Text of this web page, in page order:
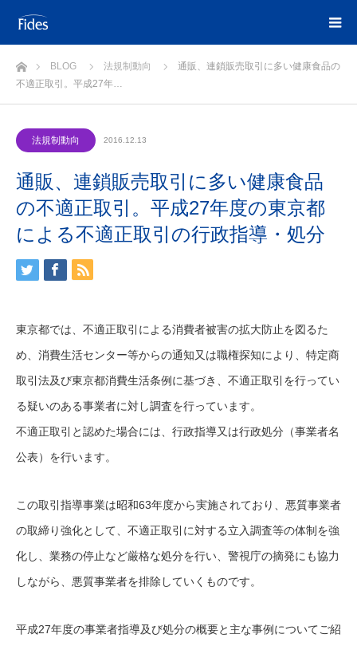
ホームBLOG 法規制動向
通販、連鎖販売取引に多い健康食品の
不適正取引。平成27年…
法規制動向 2016.12.13
通販、連鎖販売取引に多い健康食品
の不適正取引。平成27年度の東京都
による不適正取引の行政指導・処分
東京都では、不適正取引による消費者被害の拡大防止を図るた
め、消費生活センター等からの通知又は職権探知により、特定商
取引法及び東京都消費生活条例に基づき、不適正取引を行ってい
る疑いのある事業者に対し調査を行っています。
不適正取引と認めた場合には、行政指導又は行政処分（事業者名
公表）を行います。
この取引指導事業は昭和63年度から実施されており、悪質事業者
の取締り強化として、不適正取引に対する立入調査等の体制を強
化し、業務の停止など厳格な処分を行い、警視庁の摘発にも協力
しながら、悪質事業者を排除していくものです。
平成27年度の事業者指導及び処分の概要と主な事例についてご紹